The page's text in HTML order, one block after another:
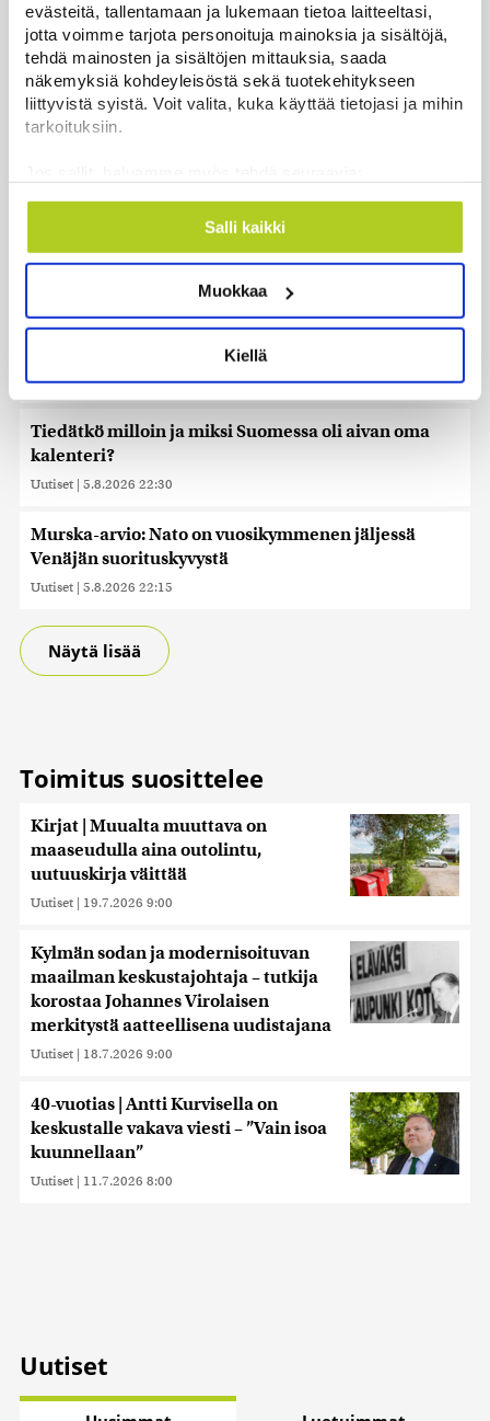
evästeitä, tallentamaan ja lukemaan tietoa laitteeltasi,
jotta voimme tarjota personoituja mainoksia ja sisältöjä,
tehdä mainosten ja sisältöjen mittauksia, saada
näkemyksiä kohdeyleisöstä sekä tuotekehitykseen
liittyvistä syistä. Voit valita, kuka käyttää tietojasi ja mihin
tarkoituksiin.
Kerätä tietoja maantieteellisestä sijainnistasi,
mahdollisesti muutaman metrin tarkkuudella
ominaispiirteitä aktiivisesti (sormenjäljen
Lue lisää siitä, miten henkilötietojasi käsitellään ja miten
suostumustasi tai peruuttaa sen milloin vain
evästeilmoituksessa.
Käytämme evästeitä tarjoamamme sisällön ja mainosten
räätälöimiseen, sosiaalisen median ominaisuuksien
tukemiseen ja kävijämäärämme analysoimiseen. Lisäksi
alan kumppaneillemme tietoja siitä, miten käytät
sivustoamme. Kumppanimme voivat yhdistää näitä
tietoja muihin tietoihin, joita olet antanut heille tai joita on
kerätty, kun olet käyttänyt heidän palvelujaan. Tietoja
Salli kaikki
Muokkaa
Kiellä
Observatorio vahvistaa: SpaceX-raketin osa törmäsi
Kuuhun ennustetusti
Uutiset 6.8.2026 4:01
Torstaina 1,9 miljoonalla suomalaisella on
Khamenein kanssa viestiminen on vaikeaa, sanoo
Iranin presidentti
Kuin kauhuelokuvasta – Oletko kuullut
Etelämantereen Veriputouksesta?
Uutiset | 5.8.2026 23:00
Tiedätkö milloin ja miksi Suomessa oli aivan oma
kalenteri?
Uutiset | 5.8.2026 22:30
Murska-arvio: Nato on vuosikymmenen jäljessä
Venäjän suorituskyvystä
Uutiset | 5.8.2026 22:15
Näytä lisää
Toimitus suosittelee
Kirjat | Muualta muuttava on
maaseudulla aina outolintu,
uutuuskirja väittää
Uutiset | 19.7.2026 9:00
Kylmän sodan ja modernisoituvan
maailman keskustajohtaja – tutkija
korostaa Johannes Virolaisen
merkitystä aatteellisena uudistajana
Uutiset | 18.7.2026 9:00
40-vuotias | Antti Kurvisella on
keskustalle vakava viesti – ”Vain isoa
kuunnellaan”
Uutiset | 11.7.2026 8:00
Uutiset